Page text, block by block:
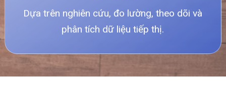
Dựa trên nghiên cứu, đo lường, theo dõi và
phân tích dữ liệu tiếp thị.